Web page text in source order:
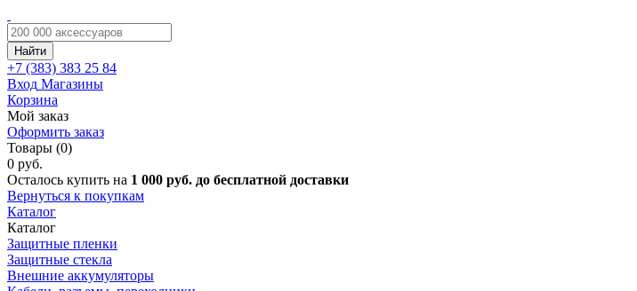
Найти
+7 (383) 383 25 84
Вход Магазины
Корзина
Мой заказ
Оформить заказ
Товары (0)
0 руб.
Осталось купить на 1 000 руб. до бесплатной доставки
Вернуться к покупкам
Каталог
Каталог
Защитные пленки
Защитные стекла
Внешние аккумуляторы